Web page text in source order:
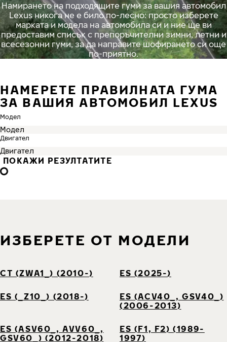
Намирането на подходящите гуми за вашия автомобил
Lexus никога не е било по-лесно: просто изберете
марката и модела на автомобила си и ние ще ви
предоставим списък с препоръчителни зимни, летни и
всесезонни гуми, за да направите шофирането си още
по-приятно.
НАМЕРЕТЕ ПРАВИЛНАТА ГУМА
ЗА ВАШИЯ АВТОМОБИЛ LEXUS
Модел
Двигател
ПОКАЖИ РЕЗУЛТАТИТЕ
ИЗБЕРЕТЕ ОТ МОДЕЛИ
CT (ZWA1_) (2010-) ES (2025-)
ES (_Z10_) (2018-)
ES (ACV40_, GSV40_)
(2006-2013)
ES (ASV60_, AVV60_,
GSV60_) (2012-2018)
ES (F1, F2) (1989-
1997)